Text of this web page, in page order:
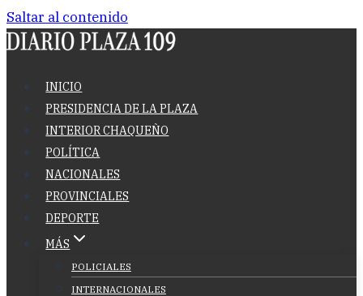
Saltar al contenido
INICIO
PRESIDENCIA DE LA PLAZA
INTERIOR CHAQUEÑO
POLÍTICA
NACIONALES
PROVINCIALES
DEPORTE
MÁS
POLICIALES
INTERNACIONALES